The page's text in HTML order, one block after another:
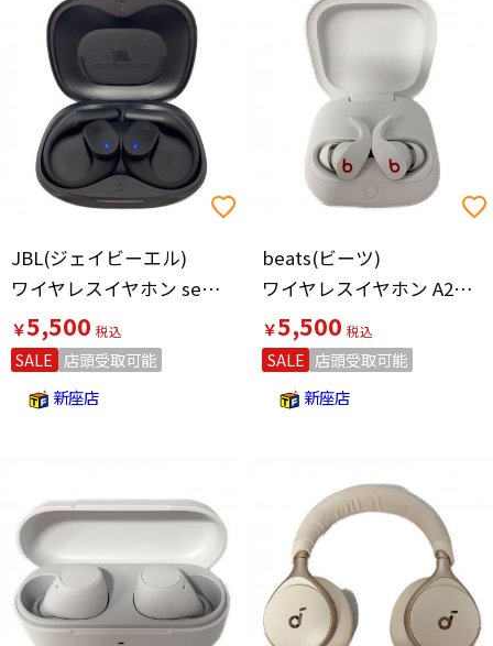
JBL(ジェイビーエル)
ワイヤレスイヤホン sense lite
￥5,500
SALE 店頭受取可能
新座店
beats(ビーツ)
ワイヤレスイヤホン A2576/A2577 Beats Fit Pro
￥5,500
SALE 店頭受取可能
新座店